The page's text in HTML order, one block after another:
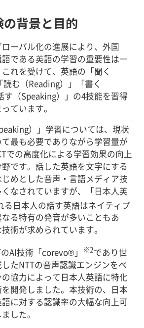
背景と目的
ーバル化の進展により、外国
である英語の学習の重要性は一
れを受けて、英語の「聞く
読む（Reading）」「書く
す（Speaking）」の4技能を習得
ています。
）」学習については、現状
最も必要でありながら学習量が
での高度化による学習効果の向上
です。話した英語を文字にする
めとした音声・言語メディア技
なされていますが、「日本人英
る日本人の話す英語はネイティブ
る特有の発音が多いこともあ
術が求められています。
AI技術「corevo®」
※2であり世
たNTTの音声認識エンジンをベ
協力によって日本人英語に特化
開発しました。本技術の、日本
に対する認識率の大幅な向上可
した。